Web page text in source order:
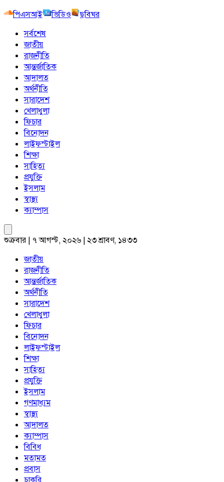
পিএসআই
ভিডিও
ছবিঘর
সর্বশেষ
জাতীয়
রাজনীতি
আন্তর্জাতিক
আদালত
অর্থনীতি
সারাদেশ
খেলাধুলা
ফিচার
বিনোদন
লাইফস্টাইল
শিক্ষা
সাহিত্য
প্রযুক্তি
ইসলাম
স্বাস্থ্য
ক্যাম্পাস
শুক্রবার | ৭ আগস্ট, ২০২৬ | ২৩ শ্রাবণ, ১৪৩৩
জাতীয়
রাজনীতি
আন্তর্জাতিক
অর্থনীতি
সারাদেশ
খেলাধুলা
ফিচার
বিনোদন
লাইফস্টাইল
শিক্ষা
সাহিত্য
প্রযুক্তি
ইসলাম
গণমাধ্যম
স্বাস্থ্য
আদালত
ক্যাম্পাস
বিবিধ
মতামত
প্রবাস
চাকরি